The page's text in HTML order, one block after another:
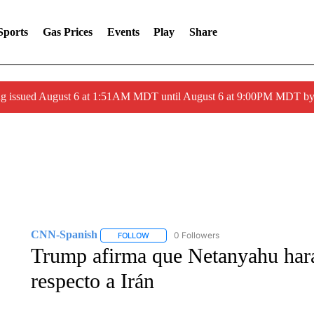
Gas Prices Events Play Share
issued August 6 at 1:51AM MDT until August 6 at 9:00PM MDT
CNN-Spanish FOLLOWFOLLOW "CNN-SPANISH" TO RECEIVE
0 Followers
Trump afirma que Netanyahu
respecto a Irán